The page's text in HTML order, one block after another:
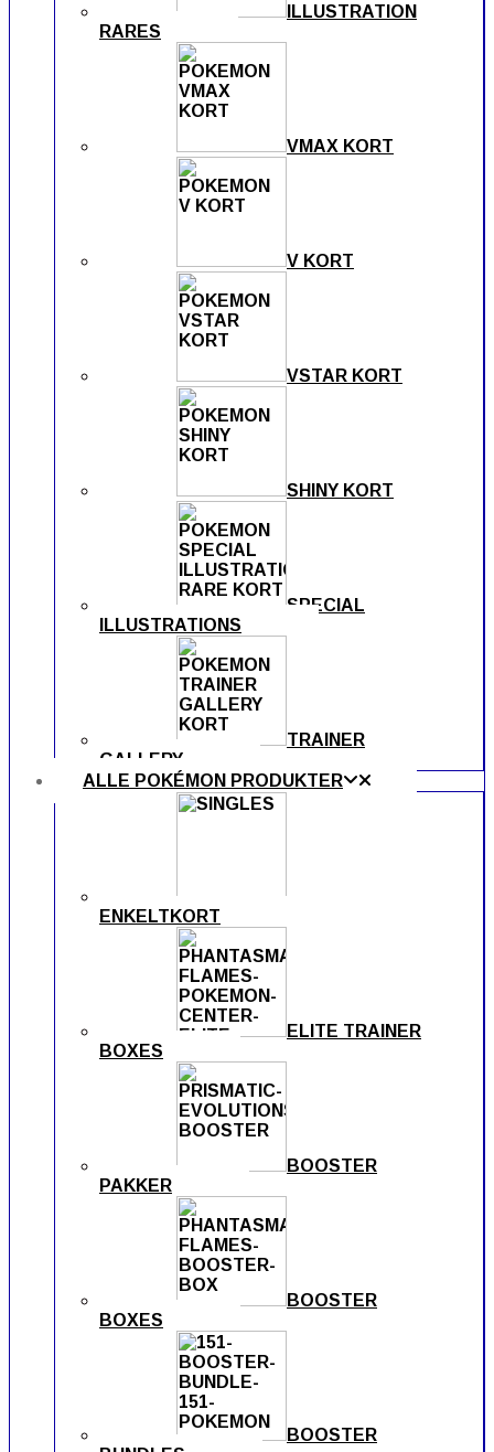
ILLUSTRATION
RARES
VMAX KORT
V KORT
VSTAR KORT
SHINY KORT
SPECIAL
ILLUSTRATIONS
TRAINER
GALLERY
ALLE POKÉMON PRODUKTER
ENKELTKORT
ELITE TRAINER
BOXES
BOOSTER
PAKKER
BOOSTER
BOXES
BOOSTER